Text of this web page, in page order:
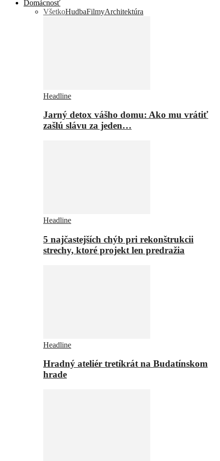
Domácnosť
VšetkoHudbaFilmyArchitektúra
Headline
Jarný detox vášho domu: Ako mu vrátiť
zašlú slávu za jeden…
Headline
5 najčastejších chýb pri rekonštrukcii
strechy, ktoré projekt len predražia
Headline
Hradný ateliér tretíkrát na Budatínskom
hrade